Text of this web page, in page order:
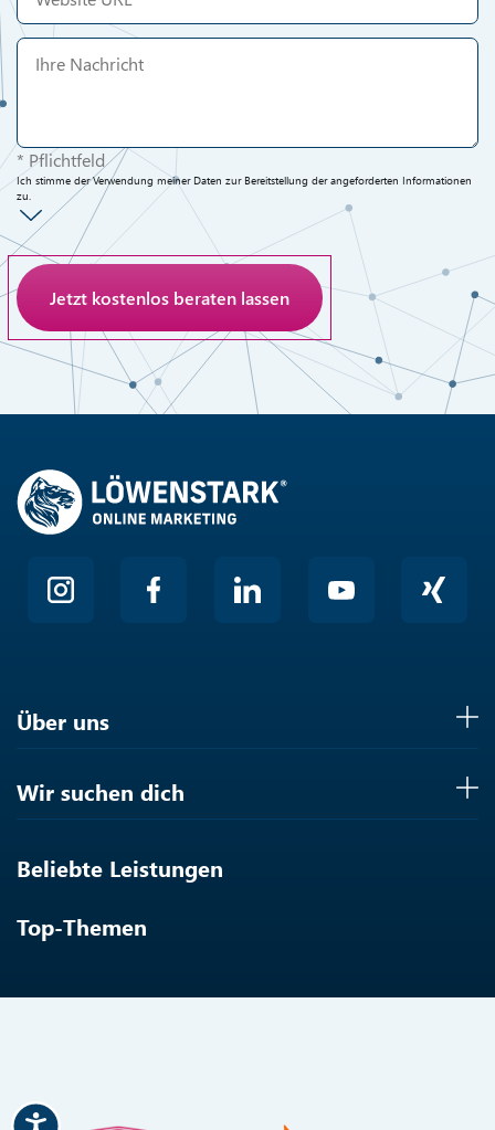
* Pflichtfeld
Ich stimme der Verwendung meiner Daten zur Bereitstellung der angeforderten Informationen
zu.
Anti-Roboter-Verifizierung
Hier klicken
Über uns
Wir suchen dich
Beliebte Leistungen
Top-Themen